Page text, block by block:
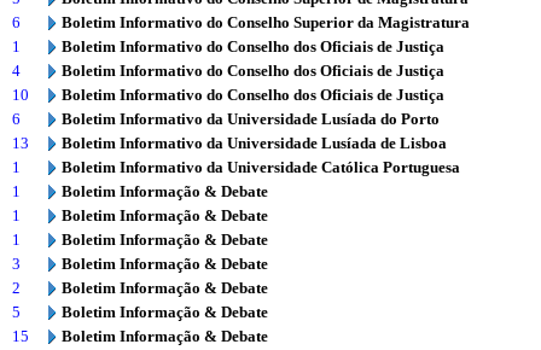
6
Boletim Informativo do Conselho Superior da Magistratura
1
Boletim Informativo do Conselho dos Oficiais de Justiça
4
Boletim Informativo do Conselho dos Oficiais de Justiça
10
Boletim Informativo do Conselho dos Oficiais de Justiça
6
Boletim Informativo da Universidade Lusíada do Porto
13
Boletim Informativo da Universidade Lusíada de Lisboa
1
Boletim Informativo da Universidade Católica Portuguesa
1
Boletim Informação & Debate
1
Boletim Informação & Debate
1
Boletim Informação & Debate
3
Boletim Informação & Debate
2
Boletim Informação & Debate
5
Boletim Informação & Debate
15
Boletim Informação & Debate